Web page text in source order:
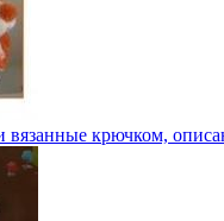
вязанные крючком,